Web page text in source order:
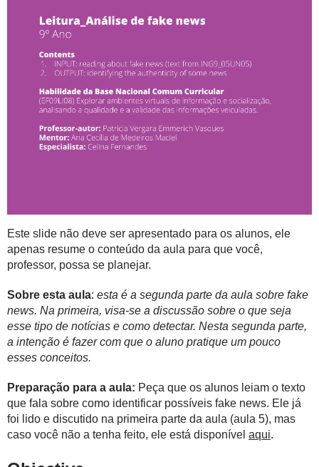
Este slide não deve ser apresentado para os alunos, ele
apenas resume o conteúdo da aula para que você,
professor, possa se planejar.
Sobre esta aula: esta é a segunda parte da aula sobre fake
news. Na primeira, visa-se a discussão sobre o que seja
esse tipo de notícias e como detectar. Nesta segunda parte,
a intenção é fazer com que o aluno pratique um pouco
esses conceitos.
Preparação para a aula: Peça que os alunos leiam o texto
que fala sobre como identificar possíveis fake news. Ele já
foi lido e discutido na primeira parte da aula (aula 5), mas
caso você não a tenha feito, ele está disponível aqui.